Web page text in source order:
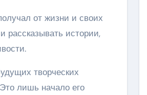
от жизни и своих
рассказывать истории,
творческих
лишь начало его